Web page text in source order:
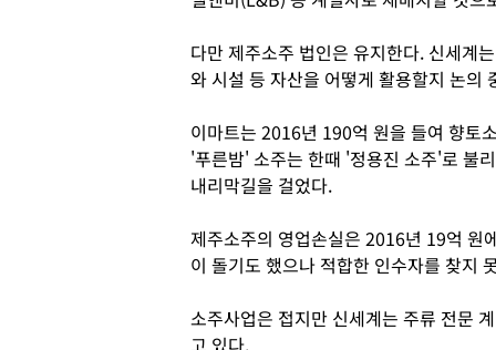
다만 제주소주 법인은 유지한다. 신세계
와 시설 등 자산을 어떻게 활용할지 논의
이마트는 2016년 190억 원을 들여 향토
'푸른밤' 소주는 한때 '정용진 소주'로 불
내리막길을 걸었다.
제주소주의 영업손실은 2016년 19억 원
이 돌기도 했으나 적합한 인수자를 찾지
소주사업은 접지만 신세계는 주류 전문
고 있다.